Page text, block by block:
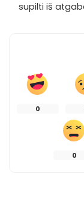
supilti iš
0
0